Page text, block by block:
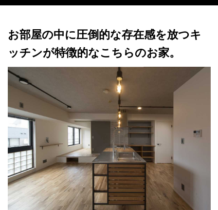
お部屋の中に圧倒的な存在感を放つキ
ッチンが特徴的なこちらのお家。